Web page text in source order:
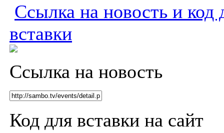
Ссылка на новость и код
вставки
Ссылка на новость
Код для вставки на сайт